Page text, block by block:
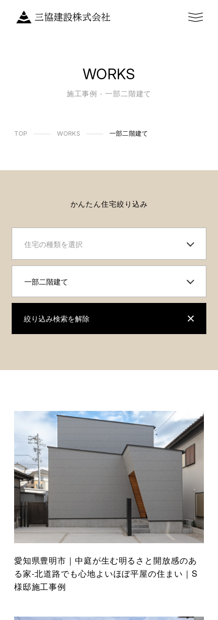
WORKS
施工事例 - 一部二階建て
TOP WORKS 一部二階建て
かんたん住宅絞り込み
愛知県豊明市｜中庭が生む明るさと開放感のあ
る家-北道路でも心地よいほぼ平屋の住まい｜S
様邸施工事例